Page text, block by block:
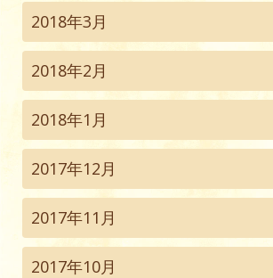
2018年3月
2018年2月
2018年1月
2017年12月
2017年11月
2017年10月